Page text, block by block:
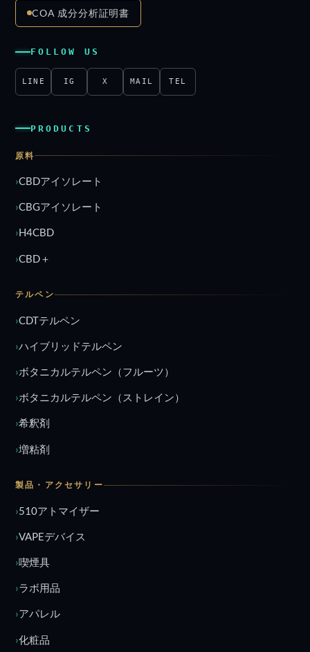
COA 成分分析証明書
FOLLOW US
LINE IG X MAIL TEL
PRODUCTS
原料
CBDアイソレート
CBGアイソレート
H4CBD
CBD＋
テルペン
CDTテルペン
ハイブリッドテルペン
ボタニカルテルペン（フルーツ）
ボタニカルテルペン（ストレイン）
希釈剤
増粘剤
製品・アクセサリー
510アトマイザー
VAPEデバイス
喫煙具
ラボ用品
アパレル
化粧品